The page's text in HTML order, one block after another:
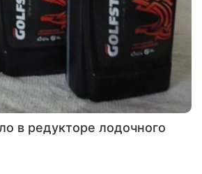
в редукторе лодочного